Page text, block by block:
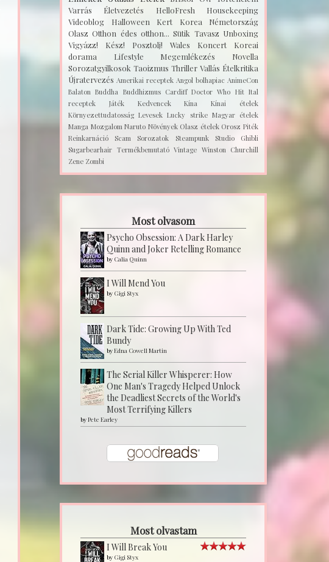
Varrás
Életvezetés HelloFresh
Housekeeping
Videoblog
Halloween Kert Korea
Németország
Olasz Otthon édes otthon... Sütik Tavasz Unboxing
Vigyázz! Kész! Posztolj!
Wales Koncert
Koreai
dorama
Lifestyle Megemlékezés
Novella
Sorozatgyilkosok Taoizmus Thriller Vallás Ételkritika
Újratervezés Amerikai receptek Angol bolhapiac AnimeCon
Balaton Buddha Buddhizmus Cardiff Doctor Who Hit Ital
receptek
Játék Kedvencek Kína
Kínai ételek
Környezettudatosság Levesek Lucky strike Magyar ételek
Manga Mozgalom Naruto Növények Olasz ételek Orosz Piték
Reinkarnáció
Scam Sorozatok Steampunk
Studio Ghibli
Sugarbearhair Termékbemutató Vintage Winston Churchill
Zene Zombi
Most olvasom
Psycho Obsession: A Dark Harley
Quinn and Joker Retelling Romance
by Calia Quinn
I Will Mend You
by Gigi Styx
Dark Tide: Growing Up With Ted
Bundy
byEdna Cowell Martin
The Serial Killer Whisperer: How
One Man's Tragedy Helped Unlock
the Deadliest Secrets of the World's
Most Terrifying Killers
byPete Earley
Most olvastam
I Will Break You
by Gigi Styx